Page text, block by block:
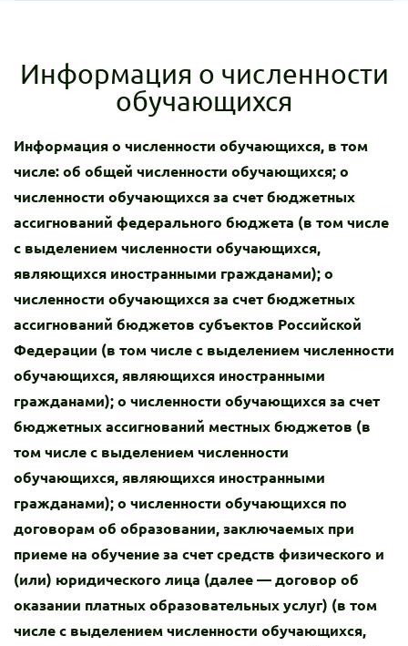
Информация о численности
обучающихся
Информация о численности обучающихся, в том
числе: об общей численности обучающихся; о
численности обучающихся за счет бюджетных
ассигнований федерального бюджета (в том числе
с выделением численности обучающихся,
являющихся иностранными гражданами); о
численности обучающихся за счет бюджетных
ассигнований бюджетов субъектов Российской
Федерации (в том числе с выделением численности
обучающихся, являющихся иностранными
гражданами); о численности обучающихся за счет
бюджетных ассигнований местных бюджетов (в
том числе с выделением численности
обучающихся, являющихся иностранными
гражданами); о численности обучающихся по
договорам об образовании, заключаемых при
приеме на обучение за счет средств физического и
(или) юридического лица (далее — договор об
оказании платных образовательных услуг) (в том
числе с выделением численности обучающихся,